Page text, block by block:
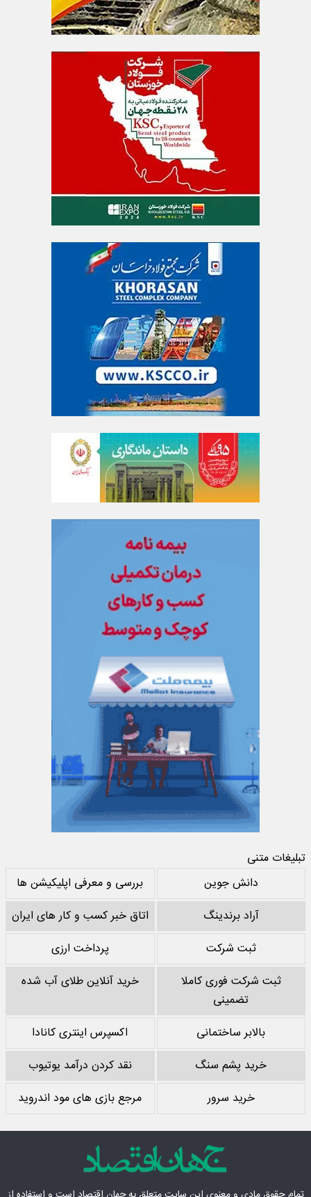
تبلیغات متنی
دانش جوین
بررسی و معرفی اپلیکیشن ها
آراد برندینگ
اتاق خبر کسب و کار های ایران
ثبت شرکت
پرداخت ارزی
ثبت شرکت فوری کاملا
تضمینی
خرید آنلاین طلای آب شده
بالابر ساختمانی
اکسپرس اینتری کانادا
خرید پشم سنگ
نقد کردن درآمد یوتیوب
خرید سرور
مرجع بازی های مود اندروید